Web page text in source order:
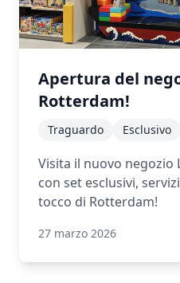
Apertura del
Rotterdam!
Traguardo Esclusivo
Visita il nuovo negozio
con set esclusivi,
tocco di Rotterdam!
27 marzo 2026